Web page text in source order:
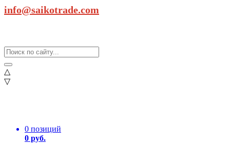
info@saikotrade.com
△
▽
0 позиций
0 руб.